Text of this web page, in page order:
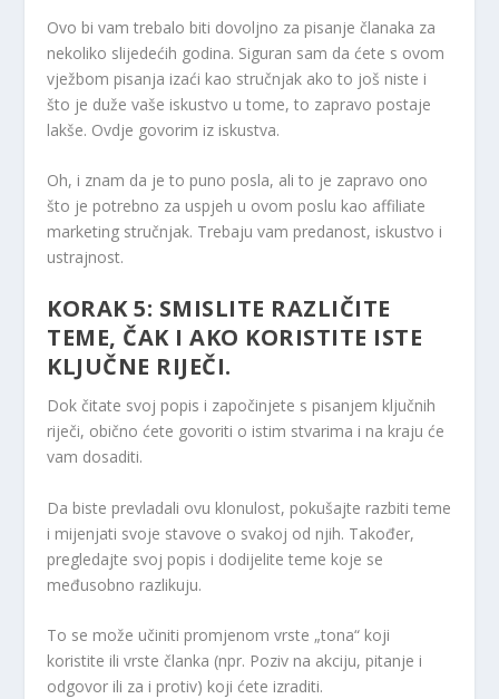
Ovo bi vam trebalo biti dovoljno za pisanje članaka za
nekoliko slijedećih godina. Siguran sam da ćete s ovom
vježbom pisanja izaći kao stručnjak ako to još niste i
što je duže vaše iskustvo u tome, to zapravo postaje
lakše. Ovdje govorim iz iskustva.
Oh, i znam da je to puno posla, ali to je zapravo ono
što je potrebno za uspjeh u ovom poslu kao affiliate
marketing stručnjak. Trebaju vam predanost, iskustvo i
ustrajnost.
KORAK 5: SMISLITE RAZLIČITE
TEME, ČAK I AKO KORISTITE ISTE
KLJUČNE RIJEČI.
Dok čitate svoj popis i započinjete s pisanjem ključnih
riječi, obično ćete govoriti o istim stvarima i na kraju će
vam dosaditi.
Da biste prevladali ovu klonulost, pokušajte razbiti teme
i mijenjati svoje stavove o svakoj od njih. Također,
pregledajte svoj popis i dodijelite teme koje se
međusobno razlikuju.
To se može učiniti promjenom vrste „tona“ koji
koristite ili vrste članka (npr. Poziv na akciju, pitanje i
odgovor ili za i protiv) koji ćete izraditi.